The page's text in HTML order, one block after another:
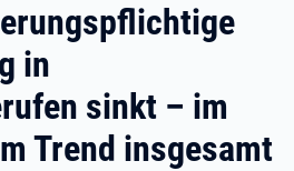
in
sinkt – im
Trend insgesamt